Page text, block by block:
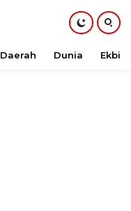
Daerah Dunia Ekbis